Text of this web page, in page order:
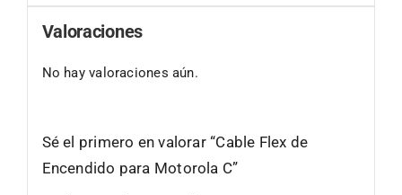
Valoraciones
No hay valoraciones aún.
Sé el primero en valorar “Cable Flex de
Encendido para Motorola C”